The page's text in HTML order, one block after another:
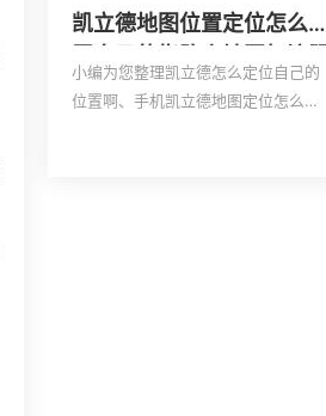
标注、如何创建门指路人地图标注服
务中心定位地址、如何创建门指路人
地图标注服务中心定位地址、服装门
指路人地图标注服务中心地址标注上
凯立德地图位置定位怎么设
务中心名？凯立德地图位置
小编为您整理凯立德怎么定位自己的
位置啊、手机凯立德地图定位怎么设